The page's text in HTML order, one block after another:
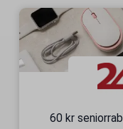
60 kr